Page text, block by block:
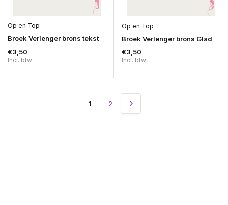
Op en Top
Broek Verlenger brons tekst
€3,50
Incl. btw
Op en Top
Broek Verlenger brons Glad
€3,50
Incl. btw
1 2